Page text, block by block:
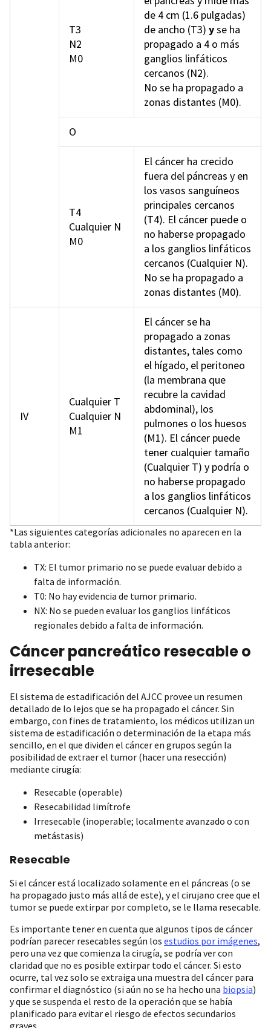
T3
N2
M0
de 4 cm (1.6 pulgadas)
de ancho (T3) yse ha
propagado a 4 o más
ganglios linfáticos
cercanos (N2).
No se ha propagado a
zonas distantes (M0).
O
T4
Cualquier N
M0
El cáncer ha crecido
fuera del páncreas y en
los vasos sanguíneos
principales cercanos
(T4). El cáncer puede o
no haberse propagado
a los ganglios linfáticos
cercanos (Cualquier N).
No se ha propagado a
zonas distantes (M0).
IV
Cualquier T
Cualquier N
M1
El cáncer se ha
propagado a zonas
distantes, tales como
el hígado, el peritoneo
(la membrana que
recubre la cavidad
abdominal), los
pulmones o los huesos
(M1). El cáncer puede
tener cualquier tamaño
(Cualquier T) y podría o
no haberse propagado
a los ganglios linfáticos
cercanos (Cualquier N).
*Las siguientes categorías adicionales no aparecen en la
tabla anterior:
TX: El tumor primario no se puede evaluar debido a
falta de información.
T0: No hay evidencia de tumor primario.
NX: No se pueden evaluar los ganglios linfáticos
regionales debido a falta de información.
Cáncer pancreático resecable o
irresecable
El sistema de estadificación del AJCC provee un resumen
detallado de lo lejos que se ha propagado el cáncer. Sin
embargo, con fines de tratamiento, los médicos utilizan un
sistema de estadificación o determinación de la etapa más
sencillo, en el que dividen el cáncer en grupos según la
posibilidad de extraer el tumor (hacer una resección)
mediante cirugía:
Resecable (operable)
Resecabilidad limítrofe
Irresecable (inoperable; localmente avanzado o con
metástasis)
Resecable
Si el cáncer está localizado solamente en el páncreas (o se
ha propagado justo más allá de este), y el cirujano cree que el
tumor se puede extirpar por completo, se le llama resecable.
Es importante tener en cuenta que algunos tipos de cáncer
podrían parecer resecables según los estudios por imágenes,
pero una vez que comienza la cirugía, se podría ver con
claridad que no es posible extirpar todo el cáncer. Si esto
ocurre, tal vez solo se extraiga una muestra del cáncer para
confirmar el diagnóstico (si aún no se ha hecho una biopsia)
y que se suspenda el resto de la operación que se había
planificado para evitar el riesgo de efectos secundarios
graves.